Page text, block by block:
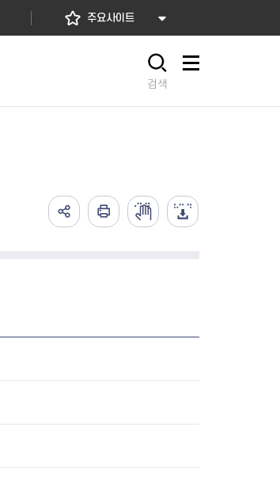
주요사이트
검색
사이트맵